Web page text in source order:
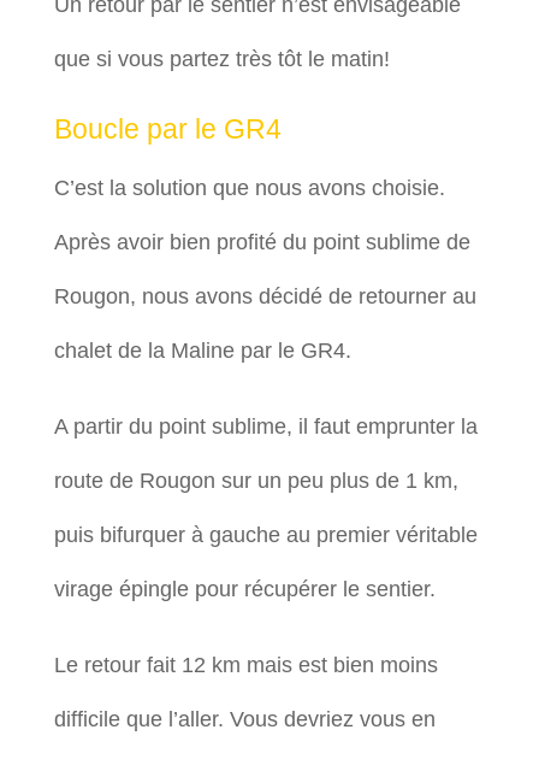
que si vous partez très tôt le matin!
Boucle par le GR4
C’est la solution que nous avons choisie.
Après avoir bien profité du point sublime de
Rougon, nous avons décidé de retourner au
chalet de la Maline par le GR4.
A partir du point sublime, il faut emprunter la
route de Rougon sur un peu plus de 1 km,
puis bifurquer à gauche au premier véritable
virage épingle pour récupérer le sentier.
Le retour fait 12 km mais est bien moins
difficile que l’aller. Vous devriez vous en